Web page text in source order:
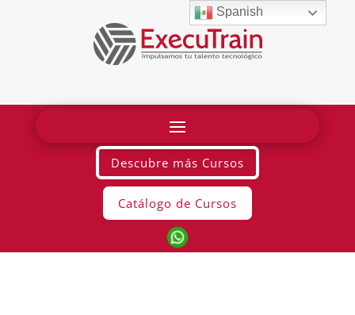
Descubre más Cursos
Catálogo de Cursos
Spanish